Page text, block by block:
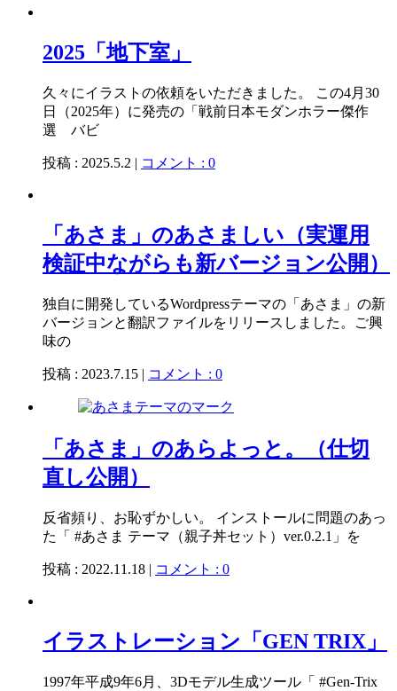
2025「地下室」
久々にイラストの依頼をいただきました。 この4月30
日（2025年）に発売の「戦前日本モダンホラー傑作
選 バビ
投稿 : 2025.5.2 | コメント : 0
「あさま」のあさましい（実運用
検証中ながらも新バージョン公開）
独自に開発しているWordpressテーマの「あさま」の新
バージョンと翻訳ファイルをリリースしました。ご興
味の
投稿 : 2023.7.15 | コメント : 0
「あさま」のあらよっと。（仕切
直し公開）
反省頻り、お恥ずかしい。 インストールに問題のあっ
た「 #あさま テーマ（親子丼セット）ver.0.2.1」を
投稿 : 2022.11.18 | コメント : 0
イラストレーション「GEN TRIX」
1997年平成9年6月、3Dモデル生成ツール「 #Gen-Trix